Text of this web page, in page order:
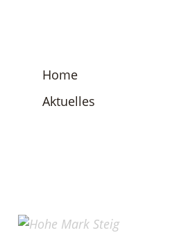
Home
Aktuelles